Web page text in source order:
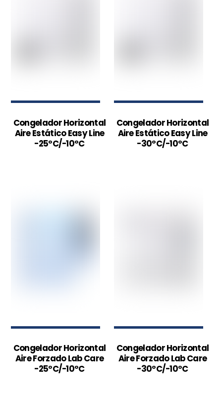
Congelador Horizontal
Aire Estático Easy Line
-25ºC/-10ºC
Congelador Horizontal
Aire Estático Easy Line
-30ºC/-10ºC
Congelador Horizontal
Aire Forzado Lab Care
-25ºC/-10ºC
Congelador Horizontal
Aire Forzado Lab Care
-30ºC/-10ºC